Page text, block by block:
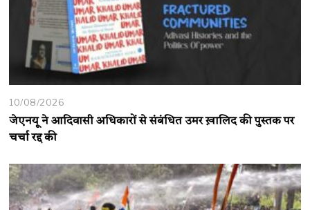
10/08/2026
जेएनयू ने आदिवासी अधिकारों से संबंधित उमर ख़ालिद की पुस्तक पर
चर्चा रद्द की